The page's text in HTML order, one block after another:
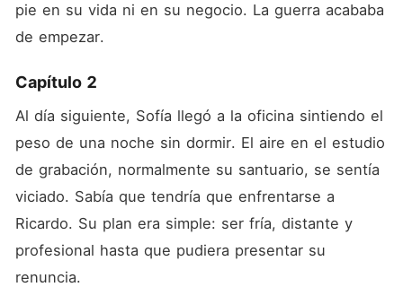
pie en su vida ni en su negocio. La guerra acababa
de empezar.
Capítulo 2
Al día siguiente, Sofía llegó a la oficina sintiendo el
peso de una noche sin dormir. El aire en el estudio
de grabación, normalmente su santuario, se sentía
viciado. Sabía que tendría que enfrentarse a
Ricardo. Su plan era simple: ser fría, distante y
profesional hasta que pudiera presentar su
renuncia.